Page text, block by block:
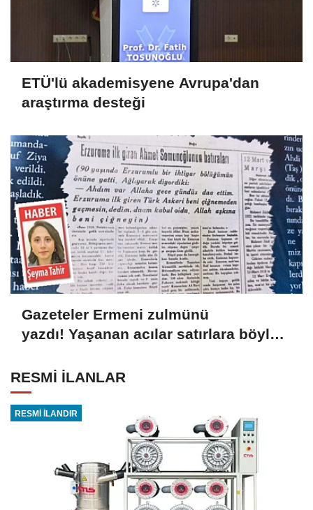
ETÜ'lü akademisyene Avrupa'dan
araştırma desteği
Gazeteler Ermeni zulmünü
yazdı! Yaşanan acılar satırlara böyle
RESMİ İLANLAR
RESMİ İLANDIR